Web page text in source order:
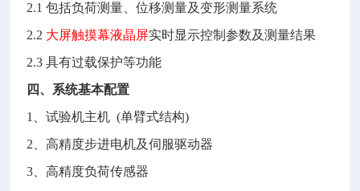
2.1 包括负荷测量、位移测量及变形测量系统
2.2 大屏触摸幕液晶屏实时显示控制参数及测量结果
2.3 具有过载保护等功能
四、系统基本配置
1、试验机主机 (单臂式结构)
2、高精度步进电机及伺服驱动器
3、高精度负荷传感器